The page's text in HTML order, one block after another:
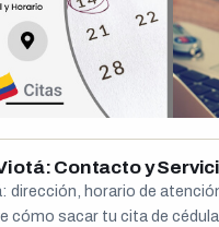
Contacto y
dirección, horario de
cómo sacar tu cita de